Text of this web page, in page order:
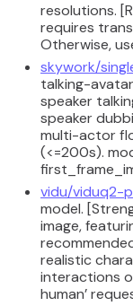
resolutions.
requires
Otherwise,
skywork/
talking-
speaker
speaker
multi-actor
(<=200s).
vidu/viduq2-
model.
image,
realistic
interactions
human’